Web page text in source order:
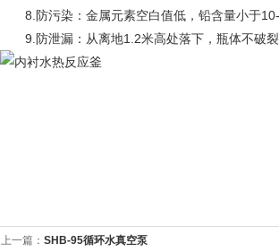
8.防污染：金属元素空白值低，铅含量小于10-
9.防泄漏：从离地1.2米高处落下，瓶体不破裂
上一篇： SHB-95循环水真空泵